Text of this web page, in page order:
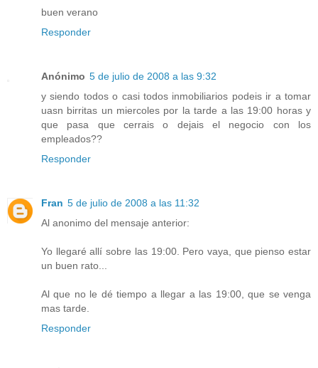
buen verano
Responder
Anónimo 5 de julio de 2008 a las 9:32
y siendo todos o casi todos inmobiliarios podeis ir a tomar
uasn birritas un miercoles por la tarde a las 19:00 horas y
que pasa que cerrais o dejais el negocio con los
empleados??
Responder
Fran 5 de julio de 2008 a las 11:32
Al anonimo del mensaje anterior:
Yo llegaré allí sobre las 19:00. Pero vaya, que pienso estar
un buen rato...
Al que no le dé tiempo a llegar a las 19:00, que se venga
mas tarde.
Responder